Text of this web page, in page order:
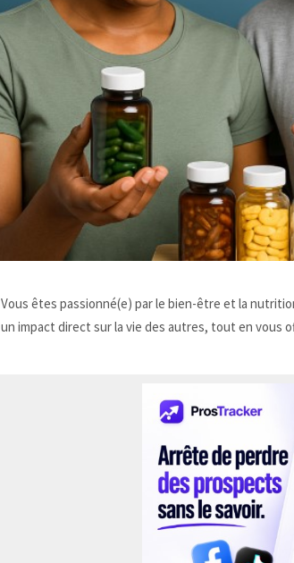
Vous êtes passionné(e) par le bien-être et la
un impact direct sur la vie des autres, tout en vous